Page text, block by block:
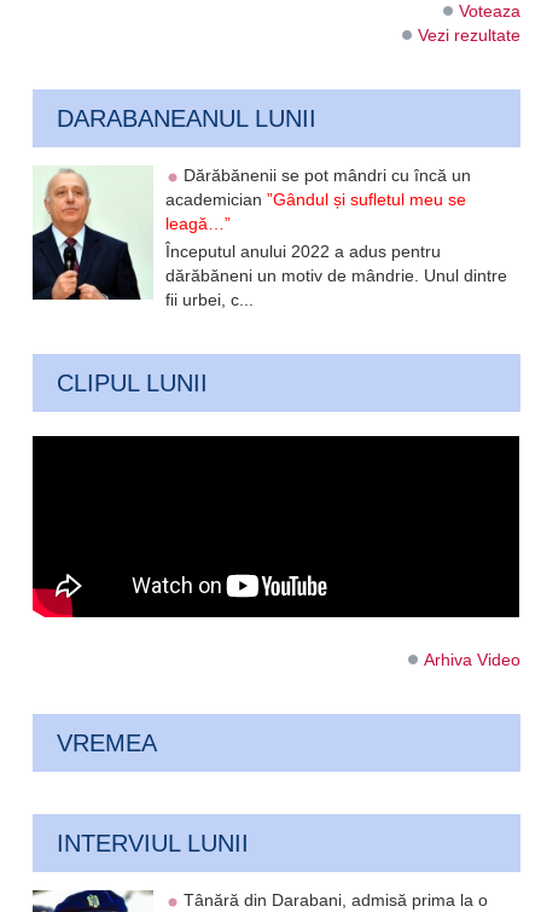
Voteaza
Vezi rezultate
DARABANEANUL LUNII
Dărăbănenii se pot mândri cu încă un
academician”Gândul și sufletul meu se
leagă…”
Începutul anului 2022 a adus pentru
dărăbăneni un motiv de mândrie. Unul dintre
fii urbei, c...
CLIPUL LUNII
Arhiva Video
VREMEA
INTERVIUL LUNII
Tânără din Darabani, admisă prima la o